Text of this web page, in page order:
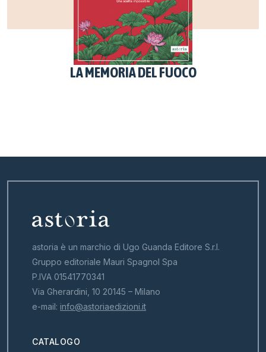
LA MEMORIA DEL FUOCO
astoria è un marchio di Ugo Guanda Editore S.r.l.
Gruppo editoriale Mauri Spagnol Spa
P.IVA 01541770341
Via Gherardini, 10 20145 – Milano
e-mail: info@astoriaedizioni.it
CATALOGO